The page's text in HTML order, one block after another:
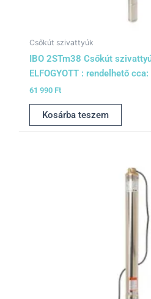
Csőkút szivattyúk
IBO 2STm38 Csőkút
ELFOGYOTT : rendelhető
61 990 Ft
Kosárba teszem